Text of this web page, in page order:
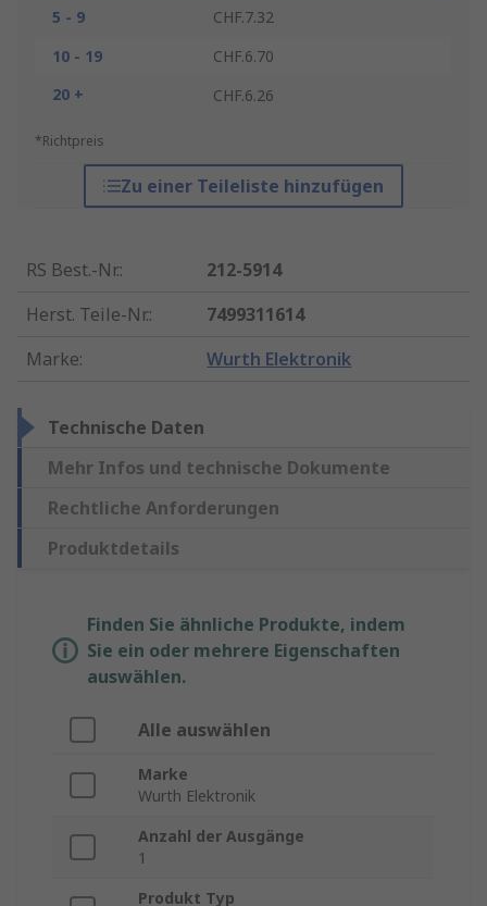
5 - 9
CHF.7.32
10 - 19
CHF.6.70
20 +
CHF.6.26
*Richtpreis
Zu einer Teileliste hinzufügen
RS Best.-Nr.:
212-5914
Herst. Teile-Nr.:
7499311614
Marke: Wurth Elektronik
Technische Daten
Mehr Infos und technische Dokumente
Rechtliche Anforderungen
Produktdetails
Finden Sie ähnliche Produkte, indem
Sie ein oder mehrere Eigenschaften
auswählen.
Alle auswählen
Marke
Wurth Elektronik
Anzahl der Ausgänge
1
Produkt Typ